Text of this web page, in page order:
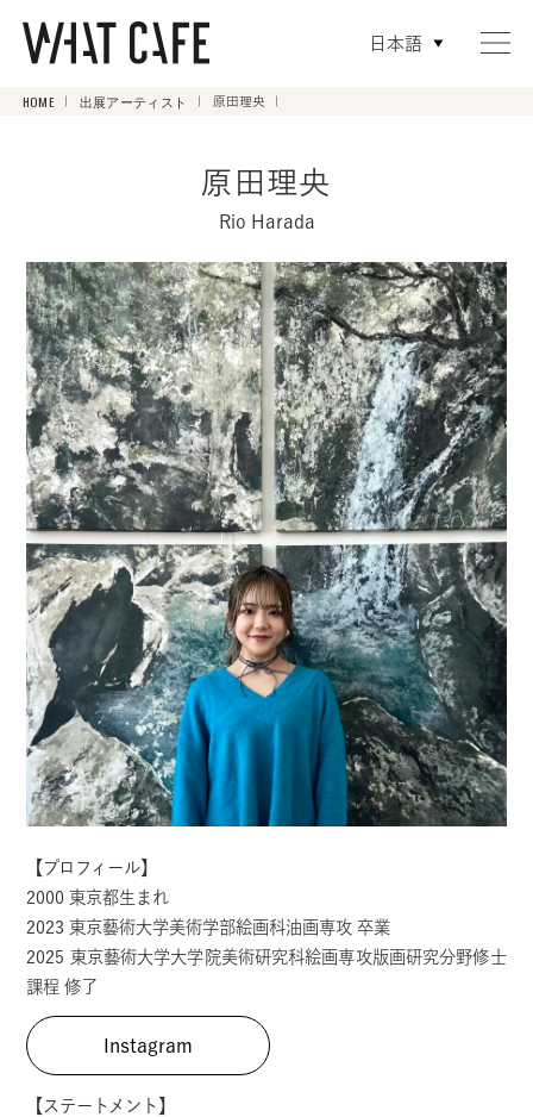
日本語
HOME 出展アーティスト 原田理央
原田理央
Rio Harada
【プロフィール】
2000 東京都生まれ
2023 東京藝術大学美術学部絵画科油画専攻 卒業
2025 東京藝術大学大学院美術研究科絵画専攻版画研究分野修士
課程 修了
Instagram
【ステートメント】